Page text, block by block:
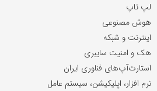
لپ تاپ
هوش مصنوعی
اینترنت و شبکه
هک و امنیت سایبری
استارت‌آپ‌های فناوری ایران
نرم افزار، اپلیکیشن، سیستم عامل